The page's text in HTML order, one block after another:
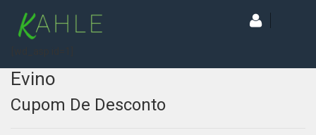
Evino
Cupom De Desconto